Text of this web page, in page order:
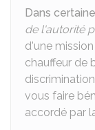
Dans
de l'autorité
d'une
chauffeur de
vous faire
accordé par